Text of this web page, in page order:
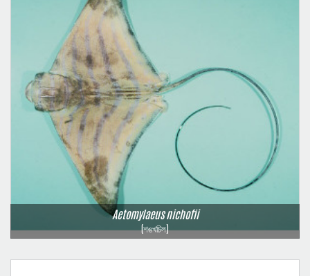
Aetomylaeus nichofii
(শঙখচিল)